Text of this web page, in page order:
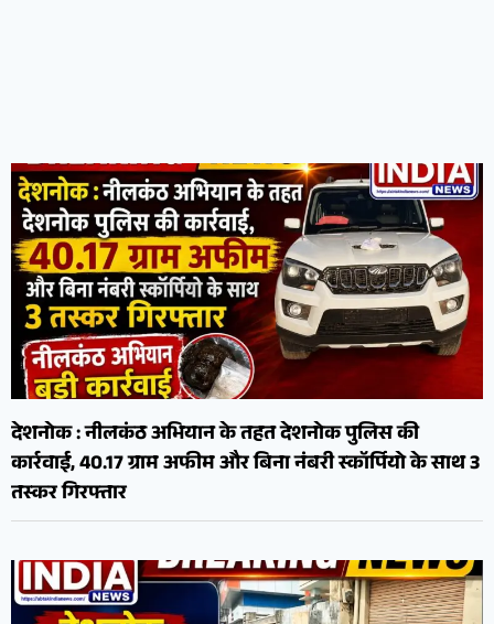
देशनोक : नीलकंठ अभियान के तहत देशनोक पुलिस की
कार्रवाई, 40.17 ग्राम अफीम और बिना नंबरी स्कॉर्पियो के साथ 3
तस्कर गिरफ्तार